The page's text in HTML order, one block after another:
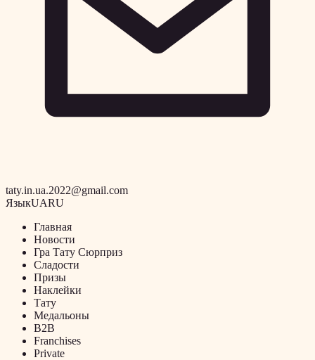
taty.in.ua.2022@gmail.com
ЯзыкUARU
Главная
Новости
Гра Тату Сюрприз
Сладости
Призы
Наклейки
Тату
Медальоны
B2B
Franchises
Private